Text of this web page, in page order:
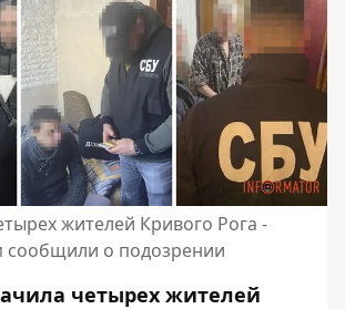
жителей Кривого Рога -
сообщили о подозрении
четырех жителей